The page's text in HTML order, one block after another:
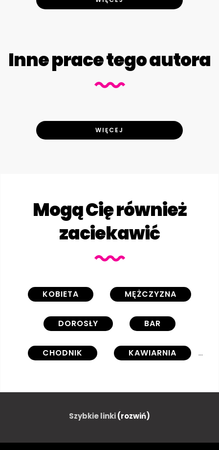
Inne prace tego autora
WIĘCEJ
Mogą Cię również
zaciekawić
KOBIETA MĘŻCZYZNA
DOROSŁY BAR
CHODNIK KAWIARNIA
RETRO NOSTALGIA
KAWA PAPIEROS
Szybkie linki(rozwiń)